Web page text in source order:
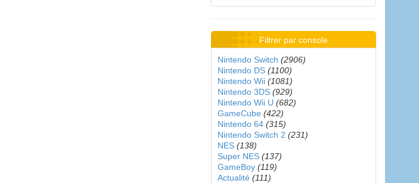
Filtrer par console
Nintendo Switch (2906)
Nintendo DS (1100)
Nintendo Wii (1081)
Nintendo 3DS (929)
Nintendo Wii U (682)
GameCube (422)
Nintendo 64 (315)
Nintendo Switch 2 (231)
NES (138)
Super NES (137)
GameBoy (119)
Actualité (111)